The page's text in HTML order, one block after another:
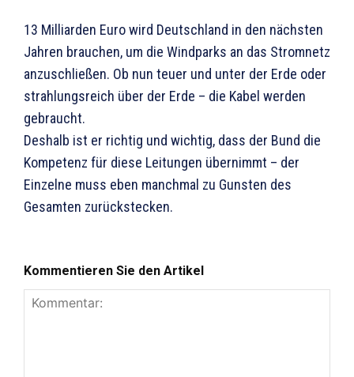
13 Milliarden Euro wird Deutschland in den nächsten
Jahren brauchen, um die Windparks an das Stromnetz
anzuschließen. Ob nun teuer und unter der Erde oder
strahlungsreich über der Erde – die Kabel werden
gebraucht.
Deshalb ist er richtig und wichtig, dass der Bund die
Kompetenz für diese Leitungen übernimmt – der
Einzelne muss eben manchmal zu Gunsten des
Gesamten zurückstecken.
Kommentieren Sie den Artikel